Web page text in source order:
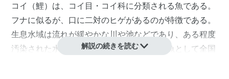
コイ（鯉）は、コイ目・コイ科に分類される魚である。
フナに似るが、口に二対のヒゲがあるのが特徴である。
生息水域は流れが緩やかな川や池などであり、ある程度
汚染された水でも棲む事が出来る為、放流魚として全国
解説の続きを読む